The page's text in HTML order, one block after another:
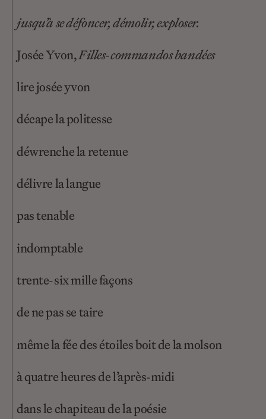
jusqu’à se défoncer, démolir, exploser.
Josée Yvon,Filles-commandos bandées
lire josée yvon
décape la politesse
déwrenche la retenue
délivre la langue
pas tenable
indomptable
trente-six mille façons
de ne pas se taire
même la fée des étoiles boit de la molson
à quatre heures de l’après-midi
dans le chapiteau de la poésie